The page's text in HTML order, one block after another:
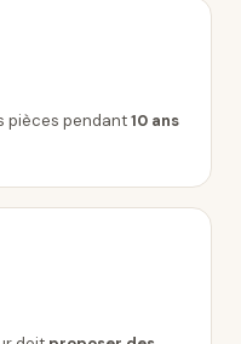
pièces pendant10 ans